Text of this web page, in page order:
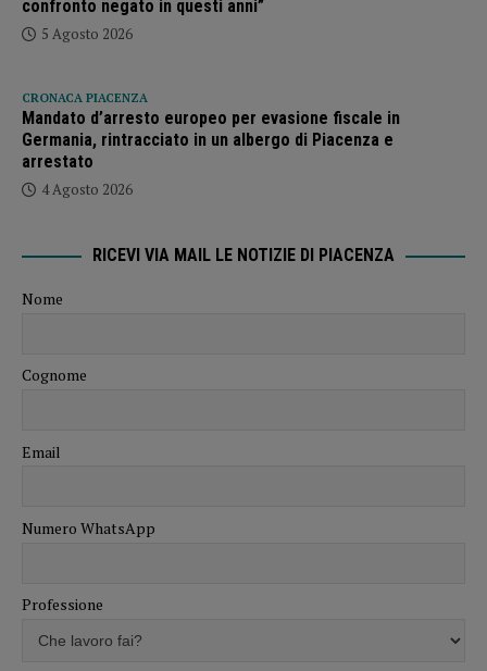
confronto negato in questi anni”
5 Agosto 2026
CRONACA PIACENZA
Mandato d’arresto europeo per evasione fiscale in
Germania, rintracciato in un albergo di Piacenza e
arrestato
4 Agosto 2026
RICEVI VIA MAIL LE NOTIZIE DI PIACENZA
Nome
Cognome
Email
Numero WhatsApp
Professione